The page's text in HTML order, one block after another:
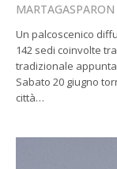
MARTAGASPARON
Un palcoscenico
142 sedi coinvolte
tradizionale
Sabato 20 giugno
città…